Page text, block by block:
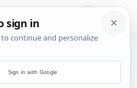
Sign in with Google